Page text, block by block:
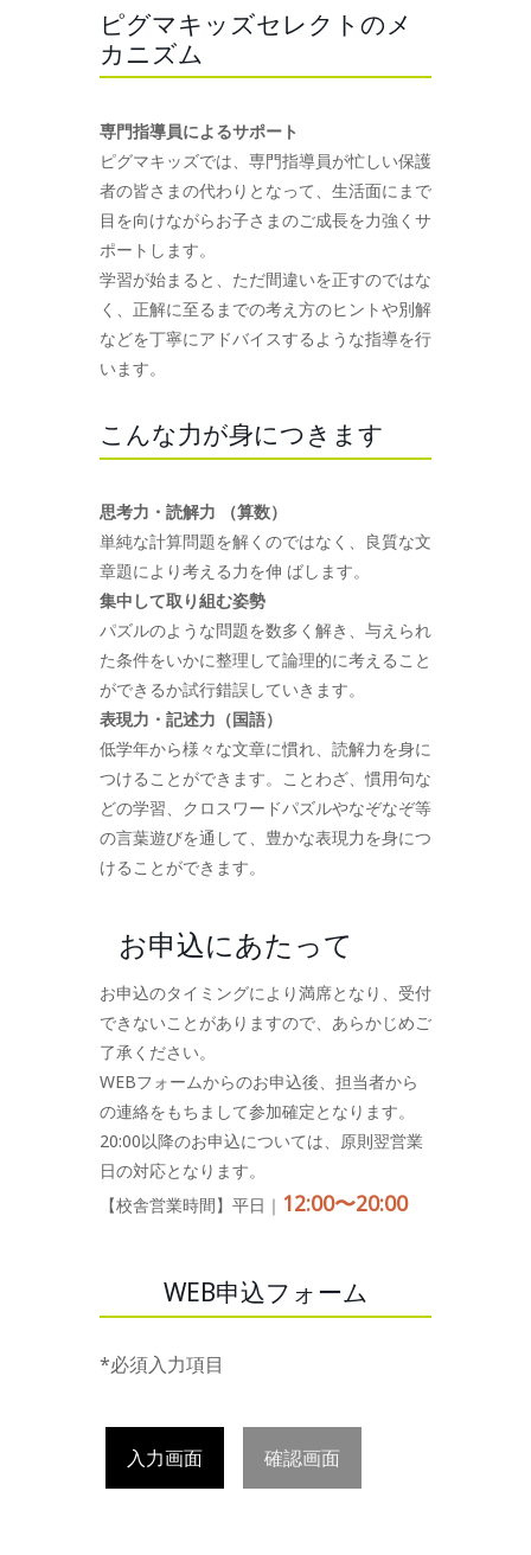
ピグマキッズセレクトのメ
カニズム
専門指導員によるサポート
ピグマキッズでは、専門指導員が忙しい保護
者の皆さまの代わりとなって、生活面にまで
目を向けながらお子さまのご成長を力強くサ
ポートします。
学習が始まると、ただ間違いを正すのではな
く、正解に至るまでの考え方のヒントや別解
などを丁寧にアドバイスするような指導を行
います。
こんな力が身につきます
思考力・読解力 （算数）
単純な計算問題を解くのではなく、良質な文
章題により考える力を伸 ばします。
集中して取り組む姿勢
パズルのような問題を数多く解き、与えられ
た条件をいかに整理して論理的に考えること
ができるか試行錯誤していきます。
表現力・記述力（国語）
低学年から様々な文章に慣れ、読解力を身に
つけることができます。ことわざ、慣用句な
どの学習、クロスワードパズルやなぞなぞ等
の言葉遊びを通して、豊かな表現力を身につ
けることができます。
お申込にあたって
お申込のタイミングにより満席となり、受付
できないことがありますので、あらかじめご
了承ください。
WEBフォームからのお申込後、担当者から
の連絡をもちまして参加確定となります。
20:00以降のお申込については、原則翌営業
日の対応となります。
【校舎営業時間】平日｜ 12:00〜20:00
WEB申込フォーム
*必須入力項目
入力画面 確認画面